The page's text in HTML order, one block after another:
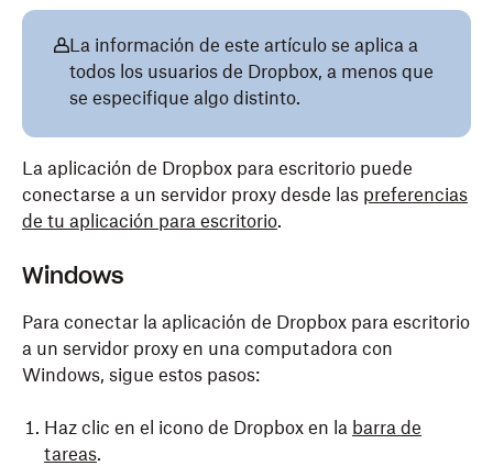
La información de este artículo se aplica a
todos los usuarios de Dropbox, a menos que
se especifique algo distinto.
La aplicación de Dropbox para escritorio puede
conectarse a un servidor proxy desde las preferencias
de tu aplicación para escritorio.
Windows
Para conectar la aplicación de Dropbox para escritorio
a un servidor proxy en una computadora con
Windows, sigue estos pasos:
Haz clic en el icono de Dropbox en la barra de
tareas.